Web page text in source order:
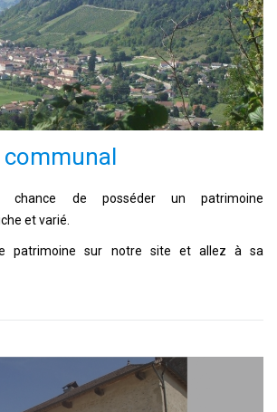
chance de posséder un patrimoine
et varié.
patrimoine sur notre site et allez à sa